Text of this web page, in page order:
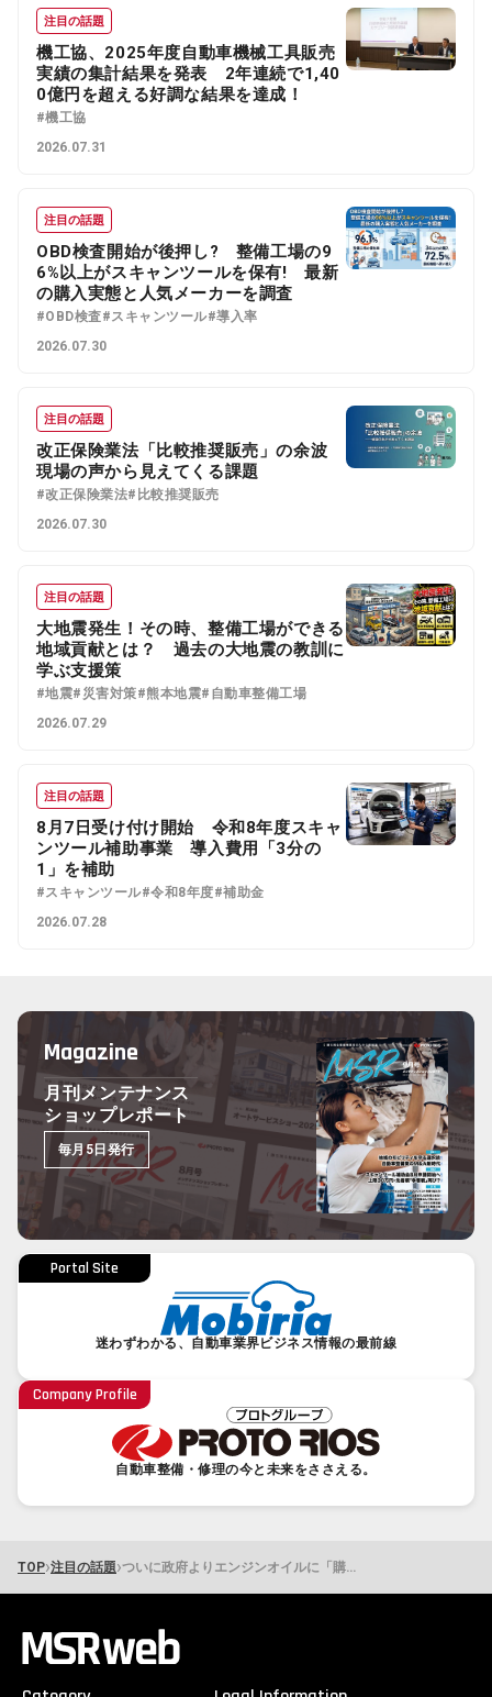
注目の話題
機工協、2025年度自動車機械工具販売
実績の集計結果を発表 2年連続で1,40
0億円を超える好調な結果を達成！
#機工協
2026.07.31
注目の話題
OBD検査開始が後押し? 整備工場の9
6%以上がスキャンツールを保有! 最新
の購入実態と人気メーカーを調査
#OBD検査#スキャンツール#導入率
2026.07.30
注目の話題
改正保険業法「比較推奨販売」の余波
現場の声から見えてくる課題
#改正保険業法#比較推奨販売
2026.07.30
注目の話題
大地震発生！その時、整備工場ができる
地域貢献とは？ 過去の大地震の教訓に
学ぶ支援策
#地震#災害対策#熊本地震#自動車整備工場
2026.07.29
注目の話題
8月7日受け付け開始 令和8年度スキャ
ンツール補助事業 導入費用「3分の
1」を補助
#スキャンツール#令和8年度#補助金
2026.07.28
Magazine
月刊メンテナンス
ショップレポート
毎月5日発行
Portal Site
迷わずわかる、自動車業界ビジネス情報の最前線
Company Profile
自動車整備・修理の今と未来をささえる。
TOP›注目の話題› ついに政府よりエンジンオイルに「購入制限要請」の衝撃。正直者がバカをみないだろうか……